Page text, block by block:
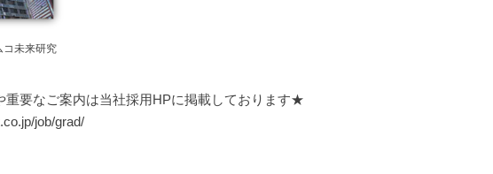
コ未来研究
要なご案内は当社採用HPに掲載しております★
job/grad/